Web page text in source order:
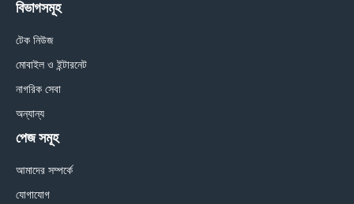
বিভাগসমূহ
টেক নিউজ
মোবাইল ও ইন্টারনেট
নাগরিক সেবা
অন্যান্য
পেজ সমূহ
আমাদের সম্পর্কে
যোগাযোগ